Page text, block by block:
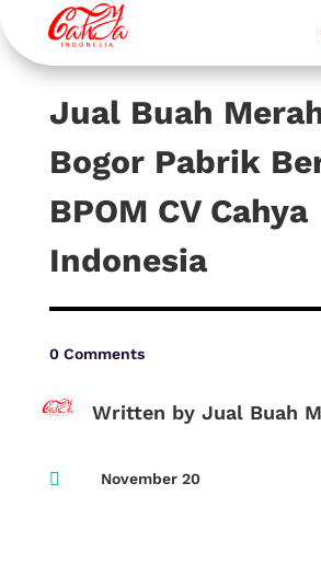
Jual Buah
Bogor Pabrik
BPOM CV Cahya
Indonesia
0 Comments
Written by Jual Buah
 November 20